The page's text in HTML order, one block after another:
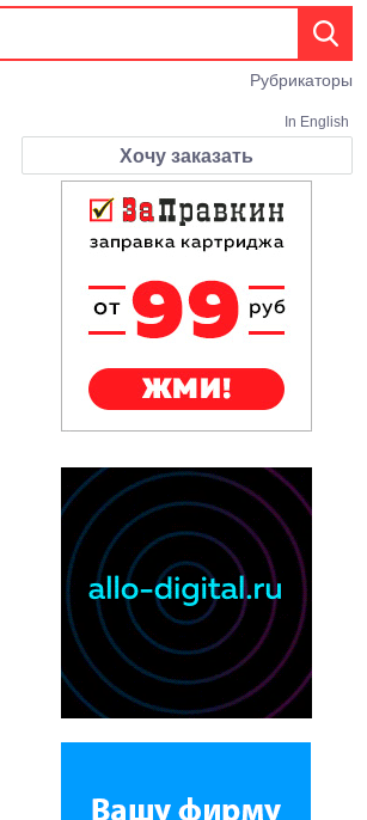
Рубрикаторы
In English
Хочу заказать